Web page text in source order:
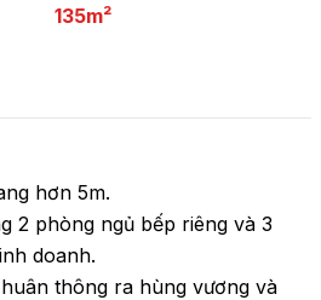
135m²
hơn 5m.
2 phòng ngủ bếp riêng và 3
doanh.
thông ra hùng vương và